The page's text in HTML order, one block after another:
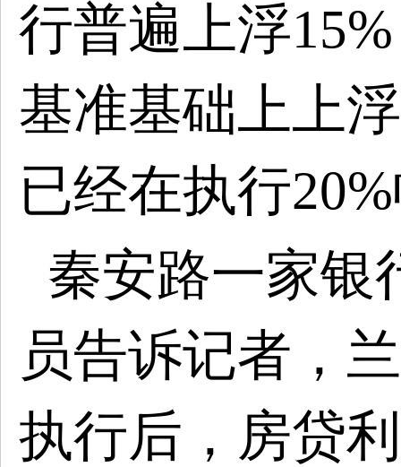
行普遍上浮
基准基础上上
已经在执行
秦安路一家银
员告诉记者，
执行后，房贷